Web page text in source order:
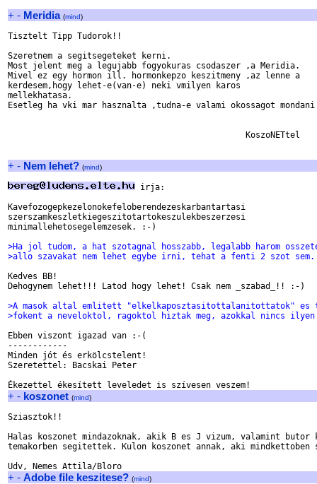
+ - Meridia (mind)
Tisztelt Tipp Tudorok!!
Szeretnem a segitsegeteket kerni.
Most jelent meg a legujabb fogyokuras csodaszer ,a Meridia.
Mivel ez egy hormon ill. hormonkepzo keszitmeny ,az lenne a
kerdesem,hogy lehet-e(van-e) neki vmilyen karos
mellekhatasa.
Esetleg ha vki mar hasznalta ,tudna-e valami okossagot
                                                KoszoNETtel
+ - Nem lehet? (mind)
irja:
Kavefozogepkezelonokefeloberendezeskarbantartasi
szerszamkeszletkiegeszitotartokeszulekbeszerzesi
minimallehetosegelemzesek. :-)
>Ha jol tudom, a hat szotagnal hosszabb, legalabb harom
>allo szavakat nem lehet egybe irni, tehat a fenti 2 szot sem.
Kedves BB!
Dehogynem lehet!!! Latod hogy lehet! Csak nem _szabad_!! :-)
>A masok altal emlitett "elkelkaposztasitottalanitottatok" es
>fokent a neveloktol, ragoktol hiztak meg, azokkal nincs ilyen
Ebben viszont igazad van :-(
------------
Minden jót és erkölcstelent!
Szeretettel: Bacskai Peter
+ - koszonet (mind)
Sziasztok!!
Halas koszonet mindazoknak, akik B es J vizum, valamint
temakorben segitettek. Kulon koszonet annak, aki
+ - Adobe file keszitese? (mind)